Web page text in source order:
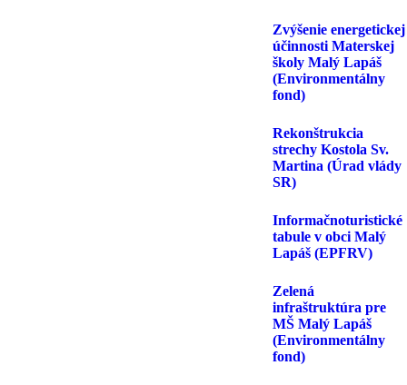
Zvýšenie energetickej
účinnosti Materskej
školy Malý Lapáš
(Environmentálny
fond)
Rekonštrukcia
strechy Kostola Sv.
Martina (Úrad vlády
SR)
Informačnoturistické
tabule v obci Malý
Lapáš (EPFRV)
Zelená
infraštruktúra pre
MŠ Malý Lapáš
(Environmentálny
fond)